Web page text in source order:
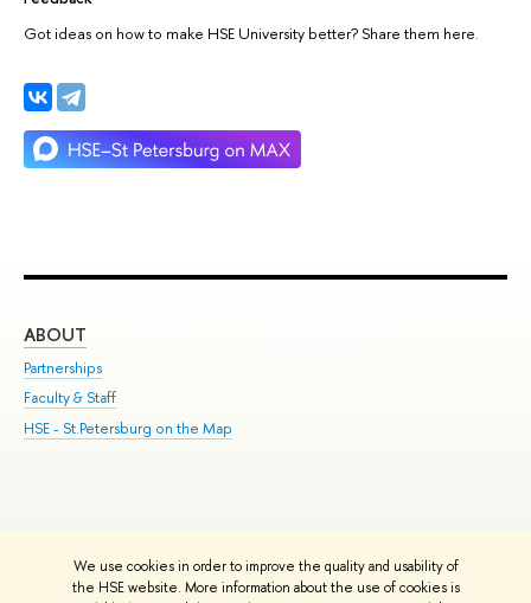
We use cookies in order to improve the quality and usability of
the HSE website. More information about the use of cookies is
Got ideas on how to make HSE University better? Share them here.
ABOUT
Partnerships
Faculty & Staff
HSE - St.Petersburg on the Map